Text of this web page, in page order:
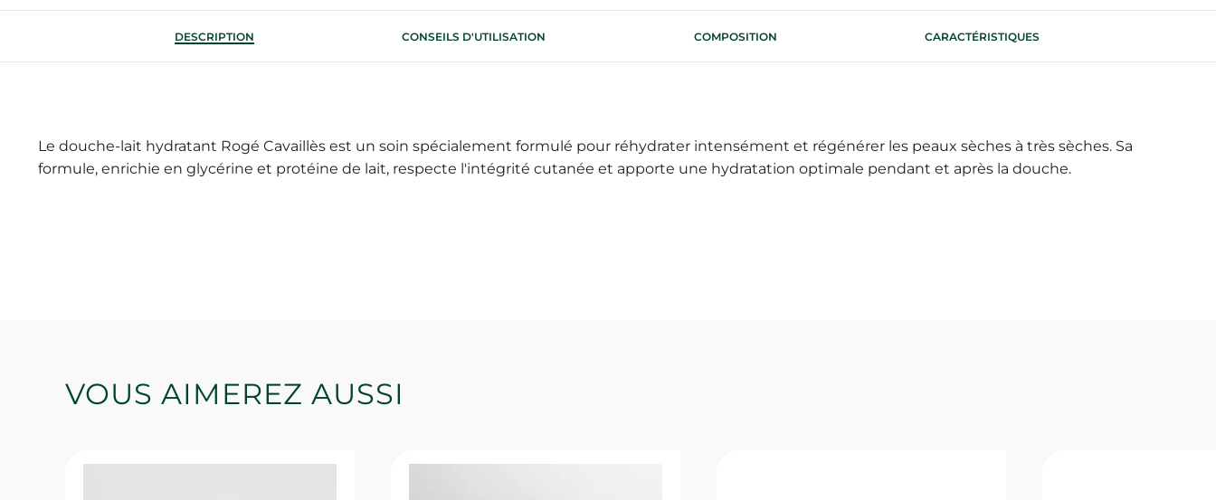
DESCRIPTION CONSEILS D'UTILISATION COMPOSITION CARACTÉRISTIQUES
Le douche-lait hydratant Rogé Cavaillès est un soin spécialement formulé pour réhydrater intensément et régénérer les peaux sèches à très sèches. Sa
formule, enrichie en glycérine et protéine de lait, respecte l'intégrité cutanée et apporte une hydratation optimale pendant et après la douche.
VOUS AIMEREZ AUSSI